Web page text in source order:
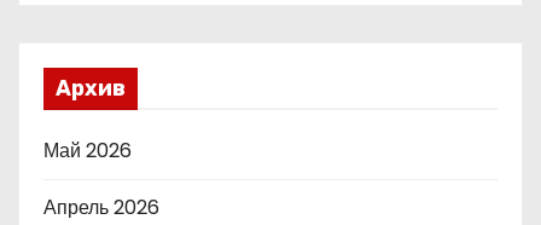
Архив
Май 2026
Апрель 2026